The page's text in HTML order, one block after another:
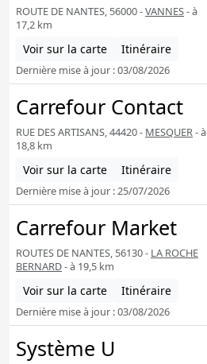
ROUTE DE NANTES, 56000 -VANNES- à
17,2 km
Voir sur la carte Itinéraire
Dernière mise à jour : 03/08/2026
Carrefour Contact
RUE DES ARTISANS, 44420 - MESQUER- à
18,8 km
Voir sur la carte Itinéraire
Dernière mise à jour : 25/07/2026
Carrefour Market
ROUTES DE NANTES, 56130 - LA ROCHE
BERNARD- à 19,5 km
Voir sur la carte Itinéraire
Dernière mise à jour : 03/08/2026
Système U